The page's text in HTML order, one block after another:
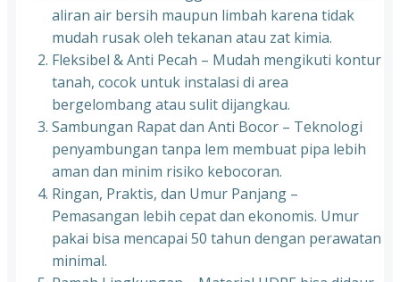
aliran air bersih maupun limbah karena tidak
mudah rusak oleh tekanan atau zat kimia.
Fleksibel & Anti Pecah – Mudah mengikuti kontur
tanah, cocok untuk instalasi di area
bergelombang atau sulit dijangkau.
Sambungan Rapat dan Anti Bocor – Teknologi
penyambungan tanpa lem membuat pipa lebih
aman dan minim risiko kebocoran.
Ringan, Praktis, dan Umur Panjang –
Pemasangan lebih cepat dan ekonomis. Umur
pakai bisa mencapai 50 tahun dengan perawatan
minimal.